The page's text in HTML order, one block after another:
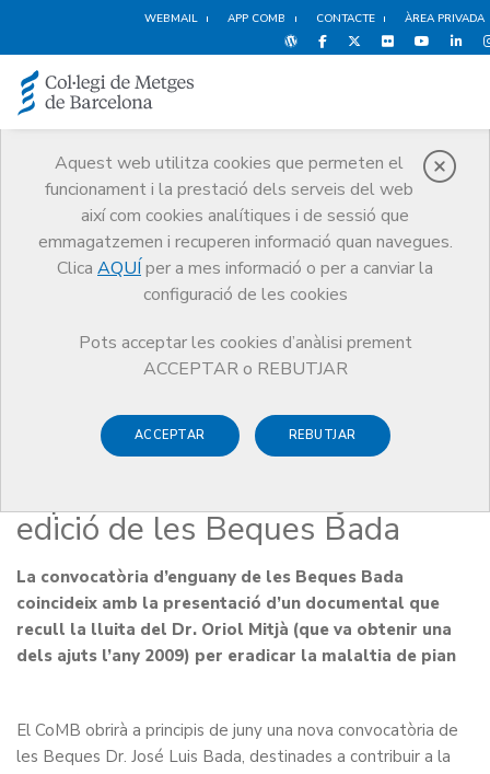
WEBMAIL APP COMB CONTACTE ÀREA PRIVADA
Aquest web utilitza cookies que permeten el
funcionament i la prestació dels serveis del web
així com cookies analítiques i de sessió que
emmagatzemen i recuperen informació quan navegues.
Clica AQUÍ per a mes informació o per a canviar la
configuració de les cookies
Pots acceptar les cookies d’anàlisi prement
ACCEPTAR o REBUTJAR
ACCEPTAR REBUTJAR
Notícies
Comunicació
Notícies
El Col·legi amb la cooperació: suport al Dr. Oriol Mitjà i nova edició de
les Beques Bada
13 DE MAIG DE 2016
El Col·legi amb la cooperació:
suport al Dr. Oriol Mitjà i nova
edició de les Beques Bada
La convocatòria d’enguany de les Beques Bada
coincideix amb la presentació d’un documental que
recull la lluita del Dr. Oriol Mitjà (que va obtenir una
dels ajuts l’any 2009) per eradicar la malaltia de pian
El CoMB obrirà a principis de juny una nova convocatòria de
les Beques Dr. José Luis Bada, destinades a contribuir a la